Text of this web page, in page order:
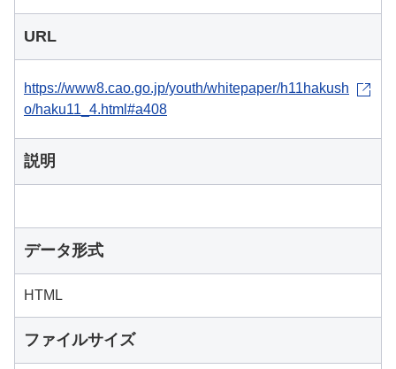
URL
https://www8.cao.go.jp/youth/whitepaper/h11hakush
o/haku11_4.html#a408
説明
データ形式
HTML
ファイルサイズ